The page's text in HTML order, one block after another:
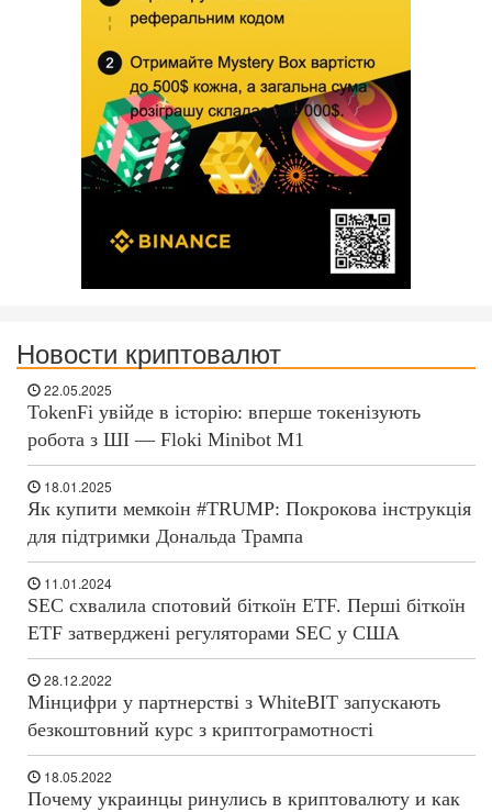
Новости криптовалют
22.05.2025
TokenFi увійде в історію: вперше токенізують
робота з ШІ — Floki Minibot M1
18.01.2025
Як купити мемкоін #TRUMP: Покрокова інструкція
для підтримки Дональда Трампа
11.01.2024
SEC схвалила спотовий біткоїн ETF. Перші біткоїн
ETF затверджені регуляторами SEC у США
28.12.2022
Мінцифри у партнерстві з WhiteBIT запускають
безкоштовний курс з криптограмотності
18.05.2022
Почему украинцы ринулись в криптовалюту и как